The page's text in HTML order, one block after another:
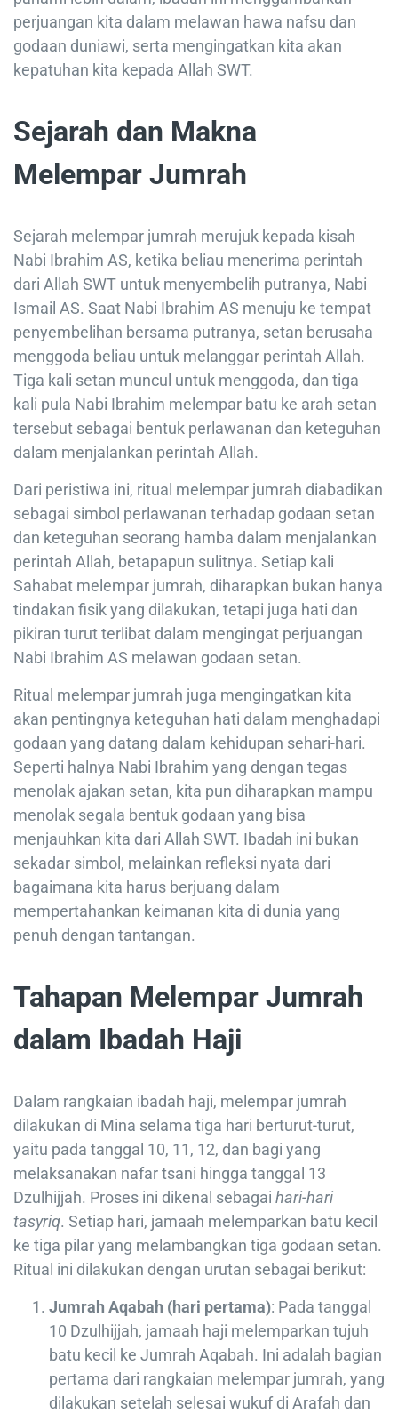
perjuangan kita dalam melawan hawa nafsu dan
godaan duniawi, serta mengingatkan kita akan
kepatuhan kita kepada Allah SWT.
Sejarah dan Makna
Melempar Jumrah
Sejarah melempar jumrah merujuk kepada kisah
Nabi Ibrahim AS, ketika beliau menerima perintah
dari Allah SWT untuk menyembelih putranya, Nabi
Ismail AS. Saat Nabi Ibrahim AS menuju ke tempat
penyembelihan bersama putranya, setan berusaha
menggoda beliau untuk melanggar perintah Allah.
Tiga kali setan muncul untuk menggoda, dan tiga
kali pula Nabi Ibrahim melempar batu ke arah setan
tersebut sebagai bentuk perlawanan dan keteguhan
dalam menjalankan perintah Allah.
Dari peristiwa ini, ritual melempar jumrah diabadikan
sebagai simbol perlawanan terhadap godaan setan
dan keteguhan seorang hamba dalam menjalankan
perintah Allah, betapapun sulitnya. Setiap kali
Sahabat melempar jumrah, diharapkan bukan hanya
tindakan fisik yang dilakukan, tetapi juga hati dan
pikiran turut terlibat dalam mengingat perjuangan
Nabi Ibrahim AS melawan godaan setan.
Ritual melempar jumrah juga mengingatkan kita
akan pentingnya keteguhan hati dalam menghadapi
godaan yang datang dalam kehidupan sehari-hari.
Seperti halnya Nabi Ibrahim yang dengan tegas
menolak ajakan setan, kita pun diharapkan mampu
menolak segala bentuk godaan yang bisa
menjauhkan kita dari Allah SWT. Ibadah ini bukan
sekadar simbol, melainkan refleksi nyata dari
bagaimana kita harus berjuang dalam
mempertahankan keimanan kita di dunia yang
penuh dengan tantangan.
Tahapan Melempar Jumrah
dalam Ibadah Haji
Dalam rangkaian ibadah haji, melempar jumrah
dilakukan di Mina selama tiga hari berturut-turut,
yaitu pada tanggal 10, 11, 12, dan bagi yang
melaksanakan nafar tsani hingga tanggal 13
Dzulhijjah. Proses ini dikenal sebagai hari-hari
tasyriq. Setiap hari, jamaah melemparkan batu kecil
ke tiga pilar yang melambangkan tiga godaan setan.
Ritual ini dilakukan dengan urutan sebagai berikut:
Jumrah Aqabah (hari pertama): Pada tanggal
10 Dzulhijjah, jamaah haji melemparkan tujuh
batu kecil ke Jumrah Aqabah. Ini adalah bagian
pertama dari rangkaian melempar jumrah, yang
dilakukan setelah selesai wukuf di Arafah dan